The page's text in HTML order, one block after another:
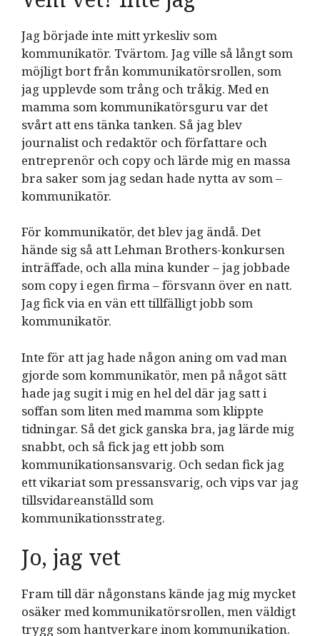
Jag började inte mitt yrkesliv som
kommunikatör. Tvärtom. Jag ville så långt som
möjligt bort från kommunikatörsrollen, som
jag upplevde som trång och tråkig. Med en
mamma som kommunikatörsguru var det
svårt att ens tänka tanken. Så jag blev
journalist och redaktör och författare och
entreprenör och copy och lärde mig en massa
bra saker som jag sedan hade nytta av som –
kommunikatör.
För kommunikatör, det blev jag ändå. Det
hände sig så att Lehman Brothers-konkursen
inträffade, och alla mina kunder – jag jobbade
som copy i egen firma – försvann över en natt.
Jag fick via en vän ett tillfälligt jobb som
kommunikatör.
Inte för att jag hade någon aning om vad man
gjorde som kommunikatör, men på något sätt
hade jag sugit i mig en hel del där jag satt i
soffan som liten med mamma som klippte
tidningar. Så det gick ganska bra, jag lärde mig
snabbt, och så fick jag ett jobb som
kommunikationsansvarig. Och sedan fick jag
ett vikariat som pressansvarig, och vips var jag
tillsvidareanställd som
kommunikationsstrateg.
Jo, jag vet
Fram till där någonstans kände jag mig mycket
osäker med kommunikatörsrollen, men väldigt
trygg som hantverkare inom kommunikation.